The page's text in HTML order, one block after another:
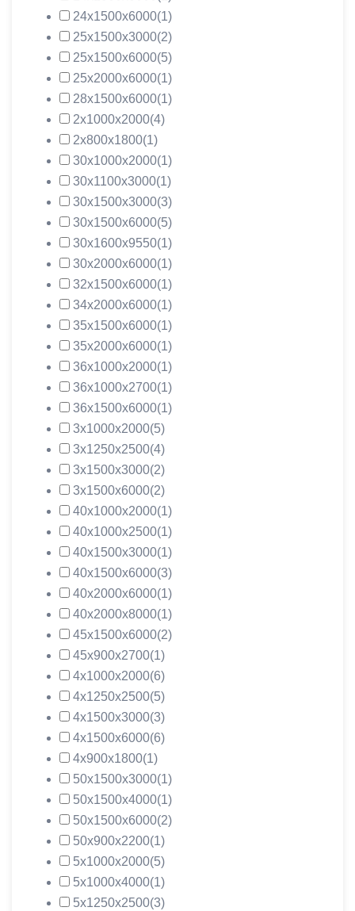
24х1500х6000(1)
25х1500х3000(2)
25х1500х6000(5)
25х2000х6000(1)
28х1500х6000(1)
2х1000х2000(4)
2х800х1800(1)
30х1000х2000(1)
30х1100х3000(1)
30х1500х3000(3)
30х1500х6000(5)
30х1600х9550(1)
30х2000х6000(1)
32х1500х6000(1)
34х2000х6000(1)
35х1500х6000(1)
35х2000х6000(1)
36х1000х2000(1)
36х1000х2700(1)
36х1500х6000(1)
3х1000х2000(5)
3х1250х2500(4)
3х1500х3000(2)
3х1500х6000(2)
40х1000х2000(1)
40х1000х2500(1)
40х1500х3000(1)
40х1500х6000(3)
40х2000х6000(1)
40х2000х8000(1)
45х1500х6000(2)
45х900х2700(1)
4х1000х2000(6)
4х1250х2500(5)
4х1500х3000(3)
4х1500х6000(6)
4х900х1800(1)
50х1500х3000(1)
50х1500х4000(1)
50х1500х6000(2)
50х900х2200(1)
5х1000х2000(5)
5х1000х4000(1)
5х1250х2500(3)